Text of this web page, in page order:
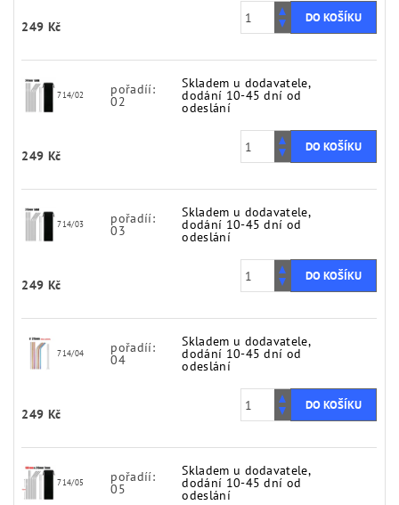
249 Kč
714/02 pořadíí:
02
Skladem u dodavatele,
dodání 10-45 dní od
odeslání
249 Kč
714/03 pořadíí:
03
Skladem u dodavatele,
dodání 10-45 dní od
odeslání
249 Kč
714/04 pořadíí:
04
Skladem u dodavatele,
dodání 10-45 dní od
odeslání
249 Kč
714/05 pořadíí:
05
Skladem u dodavatele,
dodání 10-45 dní od
odeslání